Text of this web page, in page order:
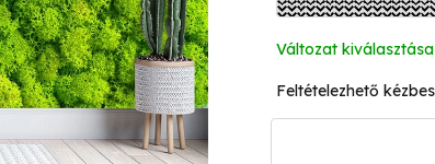
Változat kiválasztása